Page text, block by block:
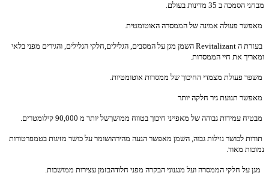
מבחני הסמכה ב 35 מדינות בעולם.
מאפשר פעולה אמינה של הממסרה האוטומטית.
בעזרת ה Revitalizant השמן מגן על המסבים, הגלילים,חלקי הגלילים, והגירים מפני בלאי
ומאריך את חיי הממסרות.
משפר פעולת מצמדי החיכוך של ממסרות אוטומטיות.
מאפשר תנועת גיר חלקה יותר
מבטיח עמידות גבוהה של מאפייני חיכוך בטווח ממושךשל יותר מ 90,000 קילומטרים.
תודות לכושר נזילות גבוה, השמן מאפשר הנעה מהירהושומר על כושר מזיגות בטמפרטורות
נמוכות מאוד.
מגן על חלקי הממסרה ועל מנגנוני הבקרה מפני חלודהבזמן עצירות ממושכות.